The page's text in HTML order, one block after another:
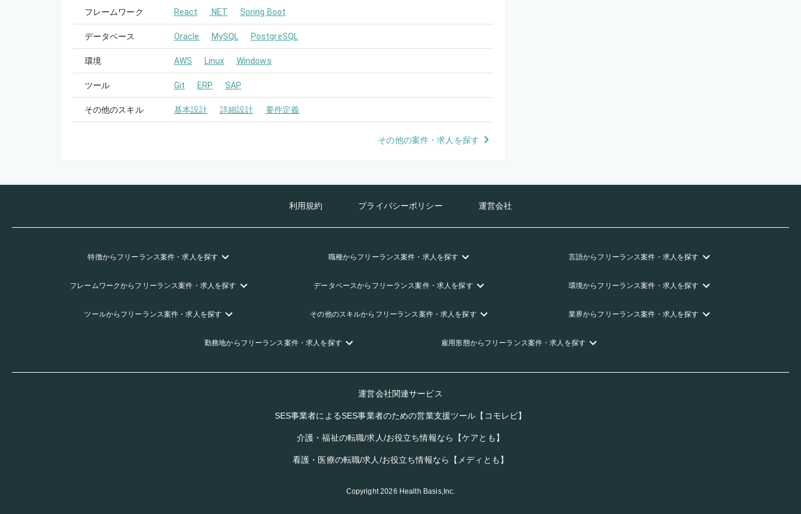
フレームワーク React .NET Spring Boot
データベース Oracle MySQL PostgreSQL
環境 AWS Linux Windows
ツール Git ERP SAP
その他のスキル 基本設計 詳細設計 要件定義
その他の案件・求人を探す
利用規約 プライバシーポリシー 運営会社
特徴からフリーランス案件・求人を探す 職種からフリーランス案件・求人を探す 言語からフリーランス案件・求人を探す
フレームワークからフリーランス案件・求人を探す データベースからフリーランス案件・求人を探す 環境からフリーランス案件・求人を探す
ツールからフリーランス案件・求人を探す その他のスキルからフリーランス案件・求人を探す 業界からフリーランス案件・求人を探す
勤務地からフリーランス案件・求人を探す 雇用形態からフリーランス案件・求人を探す
運営会社関連サービス
SES事業者によるSES事業者のための営業支援ツール【コモレビ】
介護・福祉の転職/求人/お役立ち情報なら【ケアとも】
看護・医療の転職/求人/お役立ち情報なら【メディとも】
Copyright2026 Health Basis,Inc.